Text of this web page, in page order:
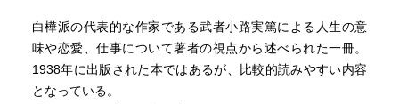
白樺派の代表的な作家である武者小路実篤による人生の意
味や恋愛、仕事について著者の視点から述べられた一冊。
1938年に出版された本ではあるが、比較的読みやすい内容
となっている。